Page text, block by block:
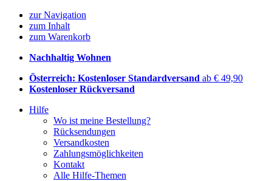
zur Navigation
zum Inhalt
zum Warenkorb
Nachhaltig Wohnen
Österreich: Kostenloser Standardversand ab € 49,90
Kostenloser Rückversand
Hilfe
Wo ist meine Bestellung?
Rücksendungen
Versandkosten
Zahlungsmöglichkeiten
Kontakt
Alle Hilfe-Themen